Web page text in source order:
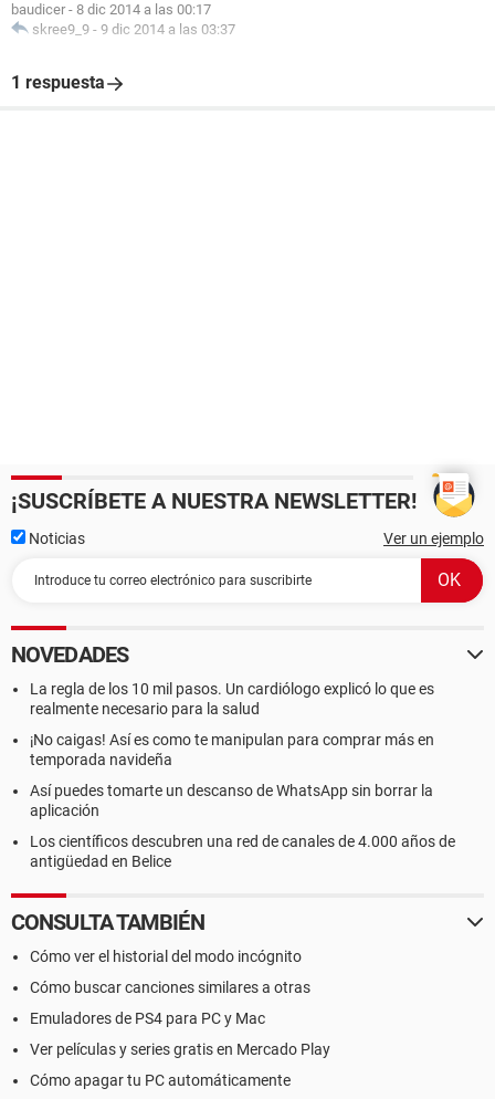
baudicer - 8 dic 2014 a las 00:17
skree9_9 - 9 dic 2014 a las 03:37
1 respuesta
¡SUSCRÍBETE A NUESTRA NEWSLETTER!
Noticias Ver un ejemplo
NOVEDADES
La regla de los 10 mil pasos. Un cardiólogo explicó lo que es
realmente necesario para la salud
¡No caigas! Así es como te manipulan para comprar más en
temporada navideña
Así puedes tomarte un descanso de WhatsApp sin borrar la
aplicación
Los científicos descubren una red de canales de 4.000 años de
antigüedad en Belice
CONSULTA TAMBIÉN
Cómo ver el historial del modo incógnito
Cómo buscar canciones similares a otras
Emuladores de PS4 para PC y Mac
Ver películas y series gratis en Mercado Play
Cómo apagar tu PC automáticamente